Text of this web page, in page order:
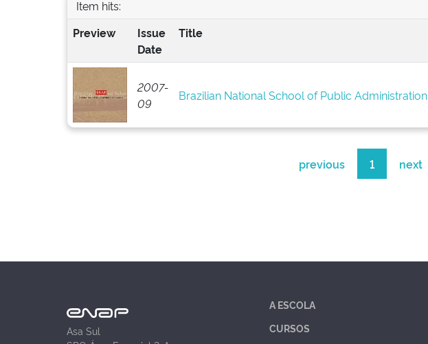
Item hits:
Preview
Issue
Date
Title
2007-
09
Brazilian National School of Public Administration
previous 1 next
Asa Sul
A ESCOLA
CURSOS